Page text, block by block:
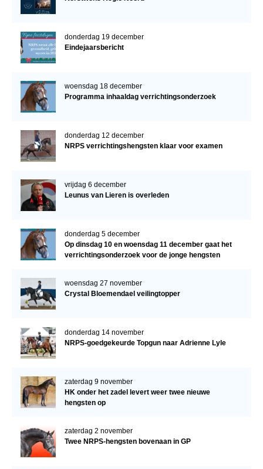
donderdag 19 december
Eindejaarsbericht
woensdag 18 december
Programma inhaaldag verrichtingsonderzoek
donderdag 12 december
NRPS verrichtingshengsten klaar voor examen
vrijdag 6 december
Leunus van Lieren is overleden
donderdag 5 december
Op dinsdag 10 en woensdag 11 december gaat het
verrichtingsonderzoek voor de jonge hengsten
woensdag 27 november
Crystal Bloemendael veilingtopper
donderdag 14 november
NRPS-goedgekeurde Topgun naar Adrienne Lyle
zaterdag 9 november
HK onder het zadel levert weer twee nieuwe
hengsten op
zaterdag 2 november
Twee NRPS-hengsten bovenaan in GP